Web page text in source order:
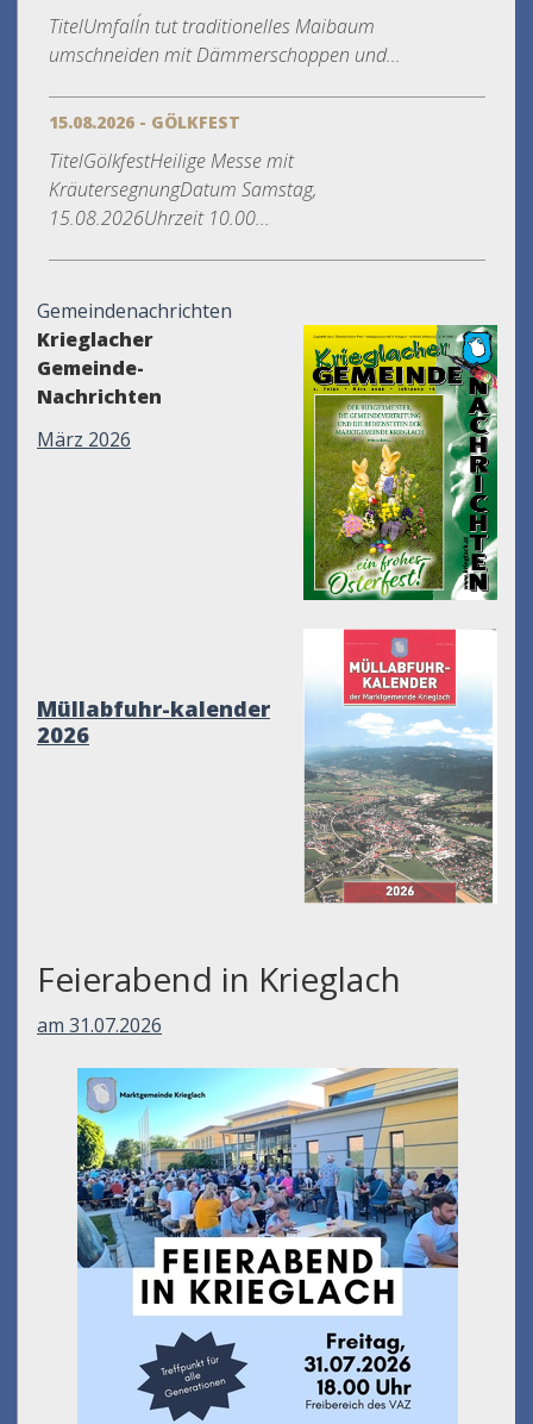
TitelUmfall´n tut traditionelles Maibaum
umschneiden mit Dämmerschoppen und...
15.08.2026 - GÖLKFEST
TitelGölkfestHeilige Messe mit
KräutersegnungDatum Samstag,
15.08.2026Uhrzeit 10.00...
Gemeindenachrichten
Krieglacher
Gemeinde-
Nachrichten
März 2026
Müllabfuhr-kalender
2026
Feierabend in Krieglach
am 31.07.2026